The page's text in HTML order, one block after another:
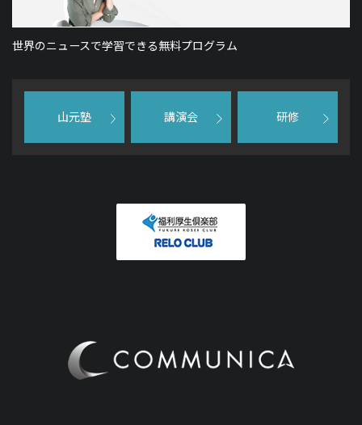
世界のニュースで学習できる無料プログラム
山元塾 講演会 研修